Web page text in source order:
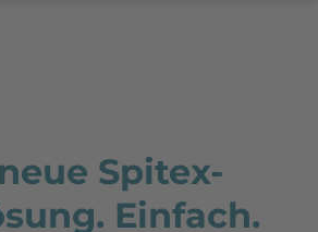
Spitex-
Einfach.